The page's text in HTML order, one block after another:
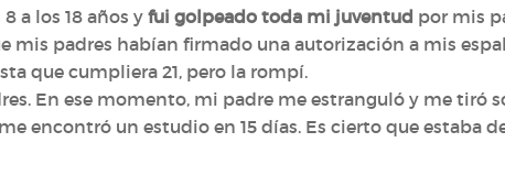
a los 18 años y fui golpeado toda mi juventud por mis
mis padres habían firmado una autorización a mis
que cumpliera 21, pero la rompí.
En ese momento, mi padre me estranguló y me tiró
encontró un estudio en 15 días. Es cierto que estaba